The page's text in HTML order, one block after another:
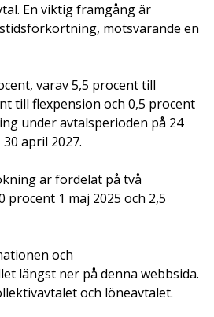
En viktig framgång är
motsvarande en
varav 5,5 procent till
till flexpension och 0,5 procent
under avtalsperioden på 24
april 2027.
är fördelat på två
procent 1 maj 2025 och 2,5
och
längst ner på denna webbsida.
och löneavtalet.